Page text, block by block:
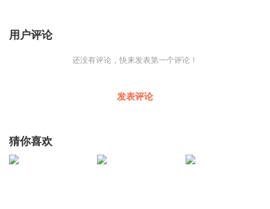
用户评论
还没有评论，快来发表第一个评论！
发表评论
猜你喜欢